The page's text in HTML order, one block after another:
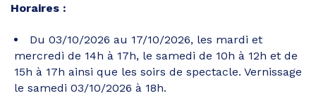
Horaires :
Du 03/10/2026 au 17/10/2026, les mardi et
mercredi de 14h à 17h, le samedi de 10h à 12h et de
15h à 17h ainsi que les soirs de spectacle. Vernissage
le samedi 03/10/2026 à 18h.